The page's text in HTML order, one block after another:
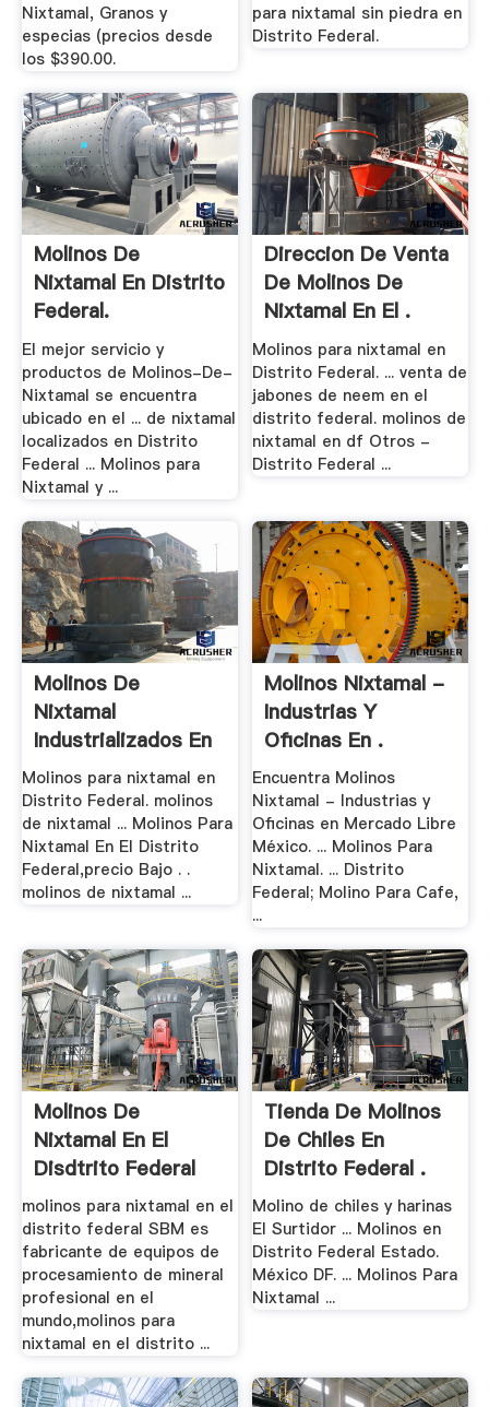
Nixtamal, Granos y
especias (precios desde
los $390.00.
para nixtamal sin piedra en
Distrito Federal.
Molinos De
Nixtamal En Distrito
Federal.
El mejor servicio y
productos de Molinos-De-
Nixtamal se encuentra
ubicado en el ... de nixtamal
localizados en Distrito
Federal ... Molinos para
Nixtamal y ...
Direccion De Venta
De Molinos De
Nixtamal En El .
Molinos para nixtamal en
Distrito Federal. ... venta de
jabones de neem en el
distrito federal. molinos de
nixtamal en df Otros -
Distrito Federal ...
Molinos De
Nixtamal
Industrializados En
El Df
Molinos para nixtamal en
Distrito Federal. molinos
de nixtamal ... Molinos Para
Nixtamal En El Distrito
Federal,precio Bajo . .
molinos de nixtamal ...
Molinos Nixtamal -
Industrias Y
Oficinas En .
Encuentra Molinos
Nixtamal - Industrias y
Oficinas en Mercado Libre
México. ... Molinos Para
Nixtamal. ... Distrito
Federal; Molino Para Cafe,
...
Molinos De
Nixtamal En El
Disdtrito Federal
molinos para nixtamal en el
distrito federal SBM es
fabricante de equipos de
procesamiento de mineral
profesional en el
mundo,molinos para
nixtamal en el distrito ...
Tienda De Molinos
De Chiles En
Distrito Federal .
Molino de chiles y harinas
El Surtidor ... Molinos en
Distrito Federal Estado.
México DF. ... Molinos Para
Nixtamal ...